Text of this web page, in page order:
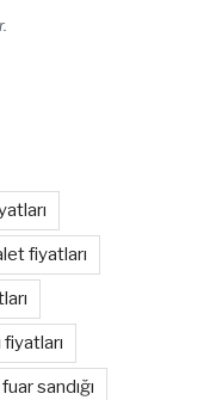
fiyatları
fiyatları
fuar sandığı